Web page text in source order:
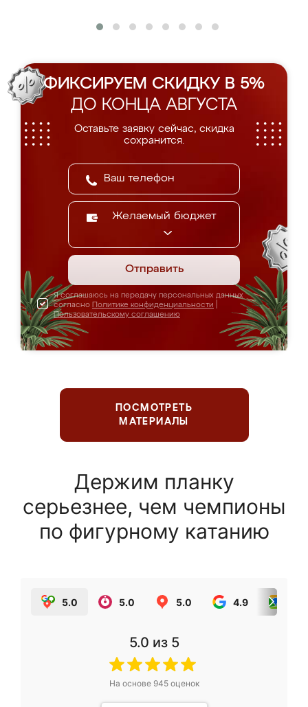
ФИКСИРУЕМ СКИДКУ В 5%
ДО КОНЦА АВГУСТА
Оставьте заявку сейчас, скидка
сохранится.
Желаемый бюджет
Отправить
Я соглашаюсь на передачу персональных данных
согласно Политике конфиденциальности
Пользовательскому соглашению
ПОСМОТРЕТЬ
МАТЕРИАЛЫ
Держим планку
серьезнее, чем чемпионы
по фигурному катанию
5.0 5.0 5.0 4.9
5.0 из 5
На основе 945оценок